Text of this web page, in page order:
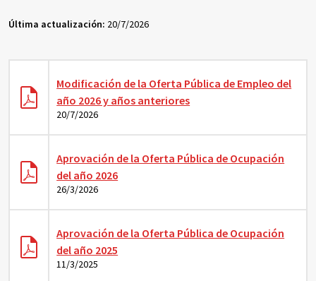
Última actualización: 20/7/2026
Modificación de la Oferta Pública de Empleo del
año 2026 y años anteriores
20/7/2026
Aprovación de la Oferta Pública de Ocupación
del año 2026
26/3/2026
Aprovación de la Oferta Pública de Ocupación
del año 2025
11/3/2025